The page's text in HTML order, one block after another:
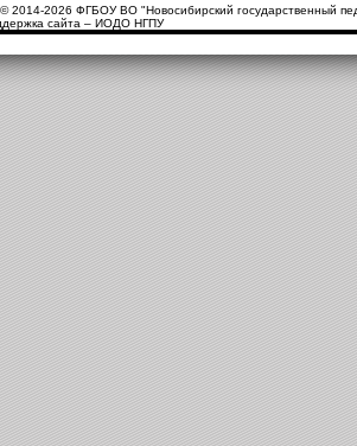
2014-2026 ФГБОУ ВО "Новосибирский государственный
сайта – ИОДО НГПУ